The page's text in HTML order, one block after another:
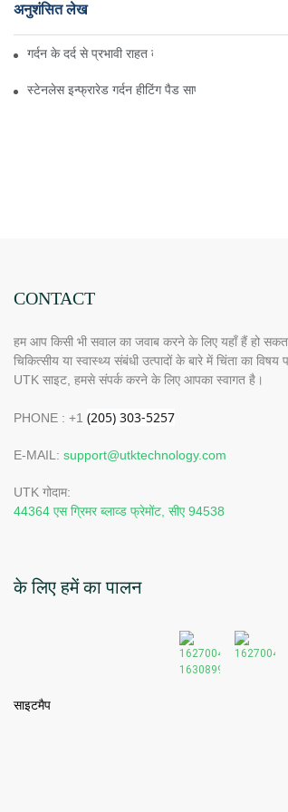
अनुशंसित लेख
गर्दन के दर्द से प्रभावी राहत के लिए हीट थेरेपी कैसे लागू करें?
स्टेनलेस इन्फ्रारेड गर्दन हीटिंग पैड साफ करने के लिए
CONTACT
हम आप किसी भी सवाल का जवाब करने के लिए यहाँ हैं हो
चिकित्सीय या स्वास्थ्य संबंधी उत्पादों के बारे में चिंता का विषय
UTK साइट, हमसे संपर्क करने के लिए आपका स्वागत है।
PHONE : +1
E-MAIL: support@utktechnology.com
UTK गोदाम:
44364 एस ग्रिमर ब्लाव्ड फ्रेमोंट, सीए 94538
के लिए हमें का पालन
साइटमैप